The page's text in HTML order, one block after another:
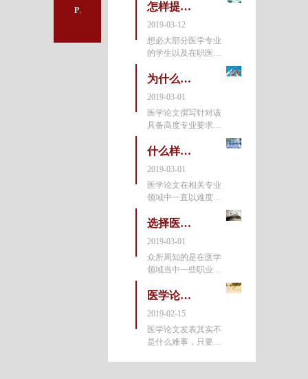
PNAS：体温越高，越能更好地对抗癌症和感染
而医学论文发表成功
业和后期就业都有一
定的好处，但是由于
医学论
怎样提升医学论文发表的成功率？
2019-03-12
想必大部分医学专业
的学生以及在职医生
个词汇不会感觉陌
文发表以后学生或者
医生才具备了学位提
升以及职
为什么医学论文撰写找专业机构很重要
2019-03-01
医学论文撰写针对该
具备高度专业要求的
要的，一些学生和从
撰写过程不断提升自
身的能力。而近年来
品质有
什么样的医学论文撰写服务平台更值得信任
2019-03-01
医学论文在相关专业
领域中一直以难度大
著称学术界，而广大
行相关撰写准备的时
候有医学论文撰写服
务平台
选择医学论文撰写服务公司要关注哪些方面
2019-03-01
众所周知的是在医学
领域当中一些职业考
撰写专业论文，此时
的医学论文撰写服务
公司配合完成。的确
品质有
医学论文发表有哪几个环节？
2019-02-15
医学论文发表其实不
是什么难事，只要能